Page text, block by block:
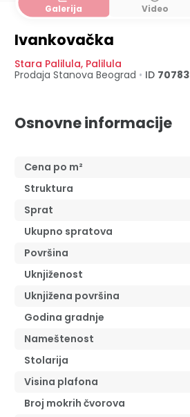
Galerija Video
Ivankovačka
Stara Palilula, Palilula
Prodaja Stanova Beograd • ID 70783
Osnovne informacije
Cena po m²
Struktura
Sprat
Ukupno spratova
Površina
Uknjiženost
Uknjižena površina
Godina gradnje
Nameštenost
Stolarija
Visina plafona
Broj mokrih čvorova